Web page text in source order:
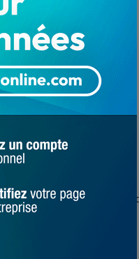
de 3e division en France,